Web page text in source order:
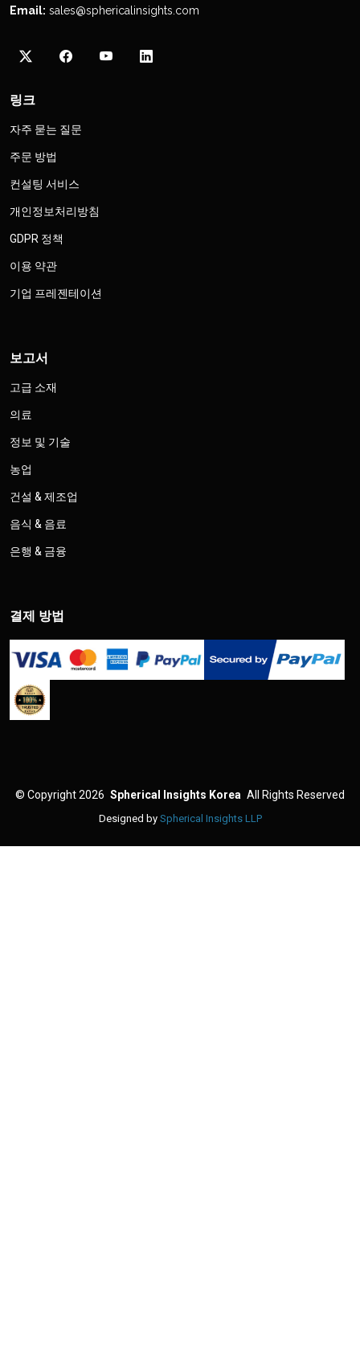
Email: sales@sphericalinsights.com
링크
자주 묻는 질문
주문 방법
컨설팅 서비스
개인정보처리방침
GDPR 정책
이용 약관
기업 프레젠테이션
보고서
고급 소재
의료
정보 및 기술
농업
건설 & 제조업
음식 & 음료
은행 & 금융
결제 방법
© Copyright 2026 Spherical Insights Korea All Rights Reserved
Designed by Spherical Insights LLP